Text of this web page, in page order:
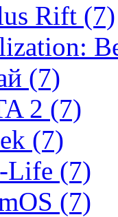
Rift (7)
(7)
2 (7)
(7)
Life (7)
(7)